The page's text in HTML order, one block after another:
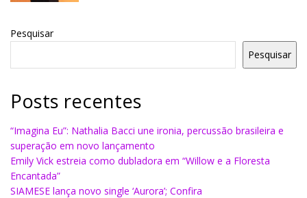
Pesquisar
Pesquisar
Posts recentes
“Imagina Eu”: Nathalia Bacci une ironia, percussão brasileira e
superação em novo lançamento
Emily Vick estreia como dubladora em “Willow e a Floresta
Encantada”
SIAMESE lança novo single ‘Aurora’; Confira